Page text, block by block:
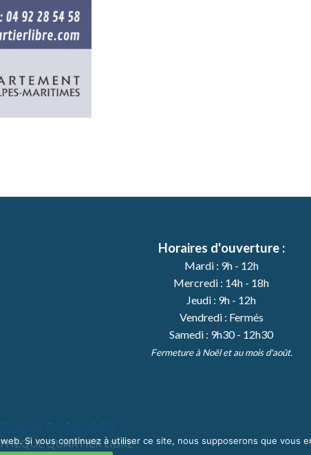
Horaires d'ouverture :
Mardi : 9h - 12h
Mercredi : 14h - 18h
Jeudi : 9h - 12h
Vendredi : Fermés
Samedi : 9h30 - 12h30
Fermeture à Noël et au mois d'août.
de Confidentialité
QUARTIER LIBRE
Si vous continuez à utiliser ce site, nous supposerons que vous